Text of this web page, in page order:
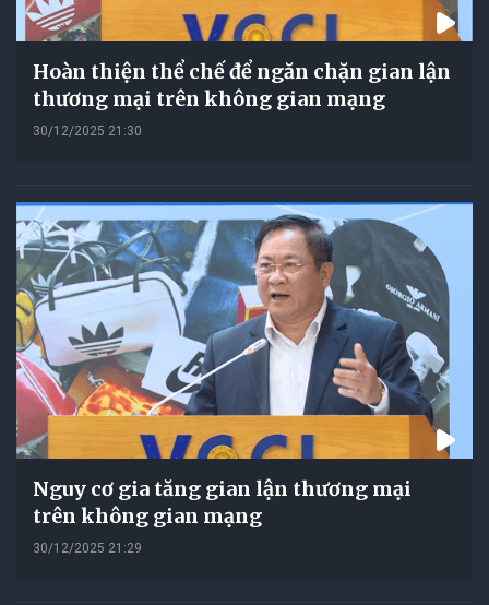
Hoàn thiện thể chế để ngăn chặn gian lận
thương mại trên không gian mạng
30/12/2025 21:30
Nguy cơ gia tăng gian lận thương mại
trên không gian mạng
30/12/2025 21:29